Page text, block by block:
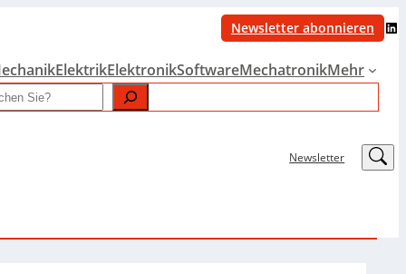
Newsletter abonnieren LinkedIn
ElektrikElektronikSoftwareMechatronikMehr
Newsletter LinkedIn